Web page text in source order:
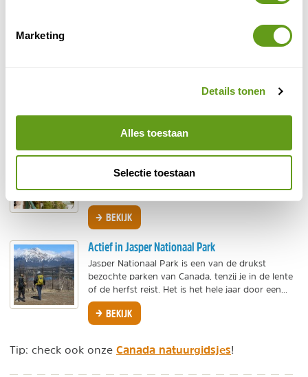
Marketing
Details tonen
Alles toestaan
Selectie toestaan
Walvissen en orka's bij Vancouver Island
Actief in Banff Nationaal Park
Wat te doen in een van de meest bijzondere
BEKIJK
Actief in Jasper Nationaal Park
Jasper Nationaal Park is een van de drukst
bezochte parken van Canada, tenzij je in de lente
of de herfst reist. Het is het hele jaar door een...
BEKIJK
Tip: check ook onze Canada natuurgidsjes!